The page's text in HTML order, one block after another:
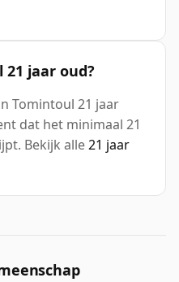
jaar oud?
Tomintoul 21 jaar
dat het minimaal 21
Bekijk alle21 jaar